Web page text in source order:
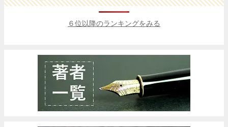
６位以降のランキングをみる